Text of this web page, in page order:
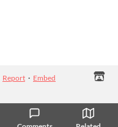
Report · Embed